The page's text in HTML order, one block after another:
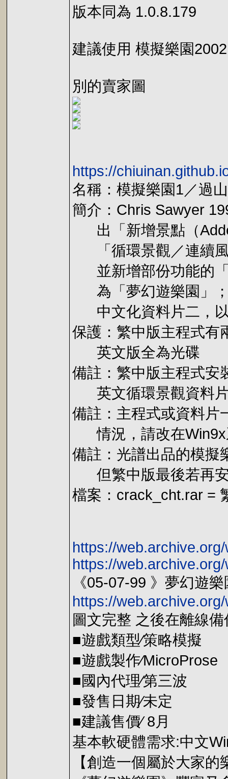
版本同為 1.0.8.179
建議使用 模擬樂園
別的賣家圖
https://
名稱：模擬樂園1／過
簡介：Chris Sawyer
出「新增景點（
「循環景觀／連續風
並新增部份功能的「
為「夢幻遊樂園」；
中文化資料片二，以
保護：繁中版主程式有
英文版全為光碟
備註：繁中版主程式安
英文循環景觀資料片
備註：主程式或資料片
情況，請改在Win9x
備註：光譜出品的模擬
但繁中版最後若再安
檔案：crack_cht.rar =
https://
https://
《05-07-99 》夢幻遊
https://
圖文完整 之後在離線備
■遊戲類型∕策略模擬
■遊戲製作∕MicroProse
■國內代理∕第三波
■發售日期∕未定
■建議售價∕ 8月
基本軟硬體需求:中文
【創造一個屬於大家的